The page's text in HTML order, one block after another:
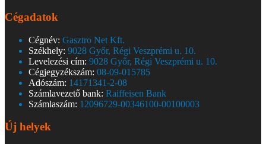
Cégadatok
Cégnév: Gasztro Net Kft.
Székhely: 9028 Győr, Régi Veszprémi u. 10.
Levelezési cím: 9028 Győr, Régi Veszprémi u. 10.
Cégjegyzékszám: 08-09-015785
Adószám: 14171341-2-08
Számlavezető bank: Raiffeisen Bank
Számlaszám: 12096729-00346100-00100003
Új helyek